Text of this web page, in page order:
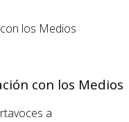
con los Medios